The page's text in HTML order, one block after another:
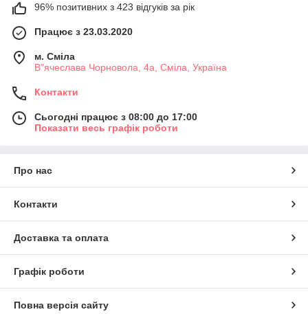
96% позитивних з 423 відгуків за рік
Працює з 23.03.2020
м. Сміла
В"ячеслава Чорновола, 4а, Сміла, Україна
Контакти
Сьогодні працює з 08:00 до 17:00
Показати весь графік роботи
Про нас
Контакти
Доставка та оплата
Графік роботи
Повна версія сайту